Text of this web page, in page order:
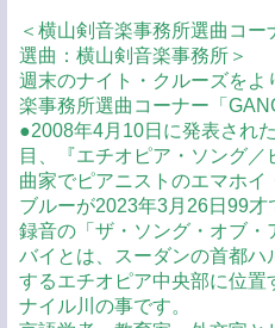
＜横山剣音楽事務所選曲コ
選曲：横山剣音楽事務所＞
週末のナイト・クルーズを
楽事務所選曲コーナー「
●2008年4月10日に発表され
目、『エチオピア・ソング
曲家でピアニストのエマホ
ブルーが2023年3月26日99
録音の「ザ・ソング・オブ
バイとは、スーダンの首都
するエチオピア中央部に位
ナイル川の事です。